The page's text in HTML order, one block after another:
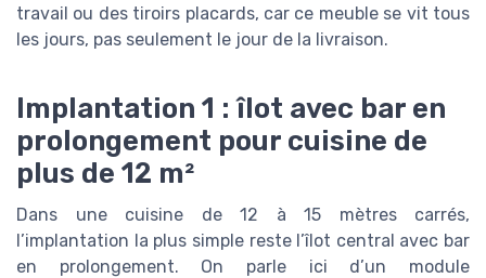
travail ou des tiroirs placards, car ce meuble se vit tous
les jours, pas seulement le jour de la livraison.
Implantation 1 : îlot avec bar en
prolongement pour cuisine de
plus de 12 m²
Dans une cuisine de 12 à 15 mètres carrés,
l’implantation la plus simple reste l’îlot central avec bar
en prolongement. On parle ici d’un module